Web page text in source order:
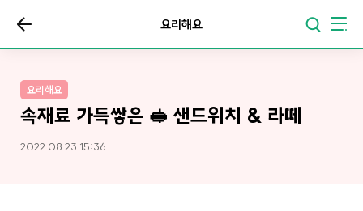
요리해요
요리해요
속재료 가득쌓은 🥪 샌드위치 & 라떼
2022.08.23 15:36